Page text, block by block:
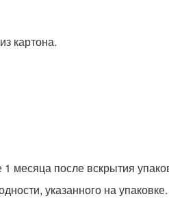
картона.
1 месяца после вскрытия
указанного на упаковке.